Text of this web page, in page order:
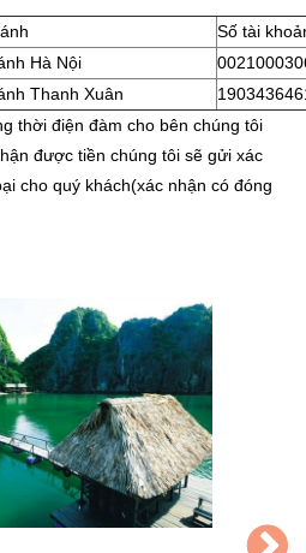
Số tài
Hà Nội
Thanh Xuân
thời điện đàm cho bên chúng tôi
được tiền chúng tôi sẽ gửi xác
cho quý khách(xác nhận có đóng